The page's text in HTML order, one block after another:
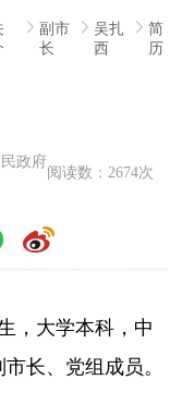
副市
长
吴扎
西
简
历
政府
阅读数： 2674次
，大学本科，中
市长、 党组成员 。